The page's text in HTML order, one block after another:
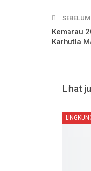
Kemarau
Karhutla
Lihat